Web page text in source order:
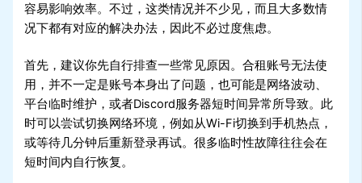
容易影响效率。不过，这类情况并不少见，而且大多数情
况下都有对应的解决办法，因此不必过度焦虑。
首先，建议你先自行排查一些常见原因。合租账号无法使
用，并不一定是账号本身出了问题，也可能是网络波动、
平台临时维护，或者Discord服务器短时间异常所导致。此
时可以尝试切换网络环境，例如从Wi-Fi切换到手机热点，
或等待几分钟后重新登录再试。很多临时性故障往往会在
短时间内自行恢复。